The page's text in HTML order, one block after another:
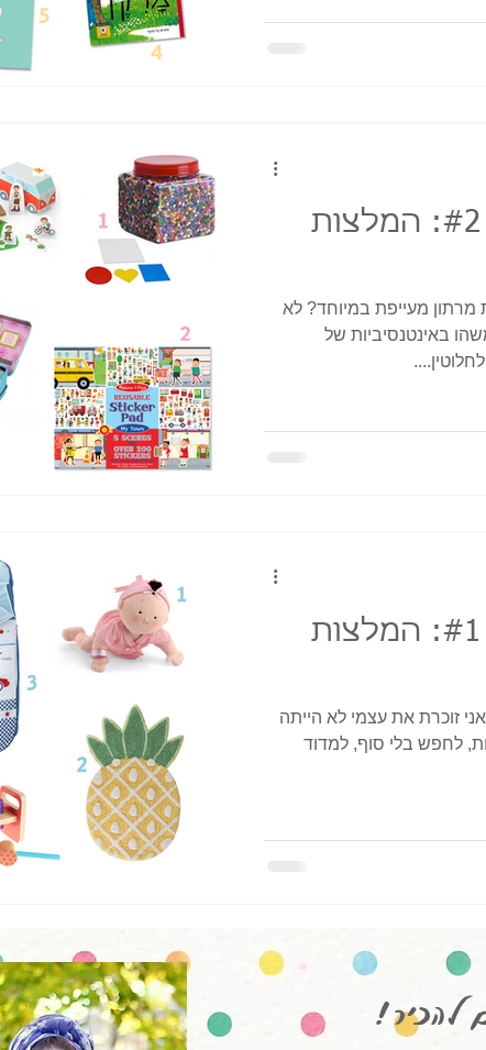
מתנות בהזדמנות #2: המלצות
מעייפת במיוחד? לא
באינטנסיביות של
מתנות בהזדמנות #1: המלצות
זוכרת את עצמי לא הייתה
לחפש בלי סוף, למדוד
להכיר!